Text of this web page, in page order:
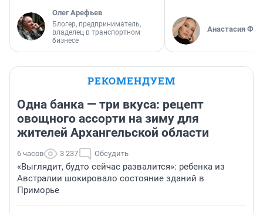
Олег Арефьев
Блогер, предприниматель,
владелец в транспортном
бизнесе
Анастасия
РЕКОМЕНДУЕМ
Одна банка — три вкуса: рецепт
овощного ассорти на зиму для
жителей Архангельской области
6 часов 3 237 Обсудить
«Выглядит, будто сейчас развалится»: ребенка из
Австралии шокировало состояние зданий в
Приморье